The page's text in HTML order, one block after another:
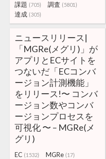
課題 (705) 調査 (5801)
達成 (305)
ニュースリリース|
「MGRe(メグリ)」が
アプリとECサイトを
つないだ「ECコンバ
ージョン計測機能」
をリリース!〜 コンバ
ージョン数やコンバ
ージョンプロセスを
可視化 〜 – MGRe(メ
グリ)
EC (1532) MGRe (17)